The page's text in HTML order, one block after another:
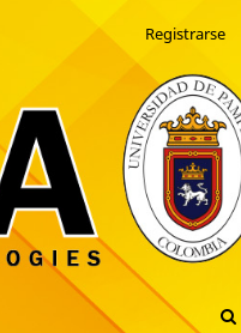
Registrarse